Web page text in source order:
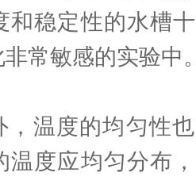
和稳定性的水槽
常敏感的实验中
度的均匀性也
温度应均匀分布